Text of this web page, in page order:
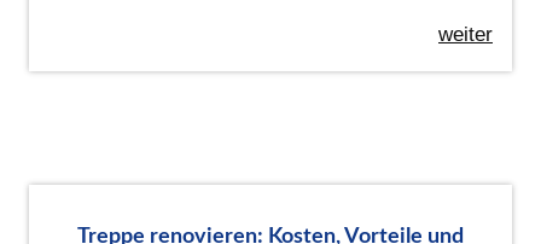
weiter
Treppe renovieren: Kosten, Vorteile und